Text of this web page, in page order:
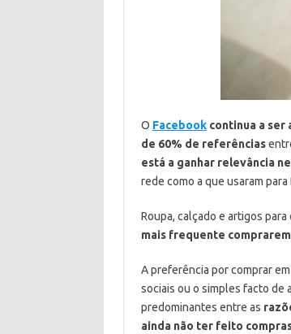
O Facebookcontinua a ser
de 60% de referências
está a ganhar relevância
rede como a que usaram
Roupa, calçado e artigos para
mais frequente comprarem
A preferência por comprar
sociais ou o simples facto de
predominantes entre as
ainda não ter feito